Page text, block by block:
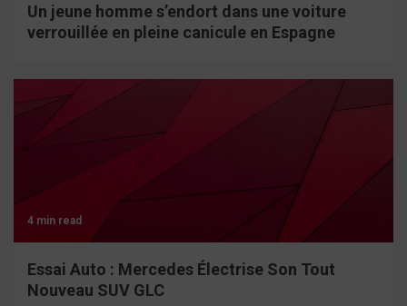
Un jeune homme s’endort dans une voiture
verrouillée en pleine canicule en Espagne
4 min read
Essai Auto : Mercedes Électrise Son Tout
Nouveau SUV GLC